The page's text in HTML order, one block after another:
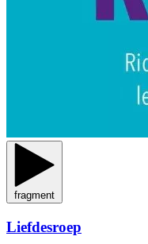
fragment
Liefdesroep